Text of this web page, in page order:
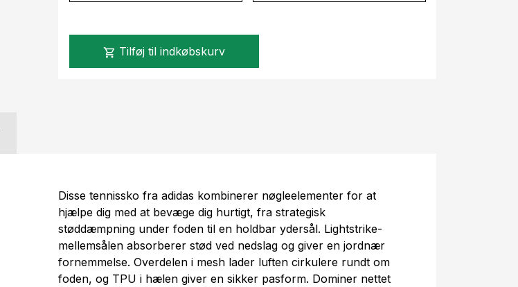
shopping_cart Tilføj til indkøbskurv
Disse tennissko fra adidas kombinerer nøgleelementer for at
hjælpe dig med at bevæge dig hurtigt, fra strategisk
støddæmpning under foden til en holdbar ydersål. Lightstrike-
mellemsålen absorberer stød ved nedslag og giver en jordnær
fornemmelse. Overdelen i mesh lader luften cirkulere rundt om
foden, og TPU i hælen giver en sikker pasform. Dominer nettet